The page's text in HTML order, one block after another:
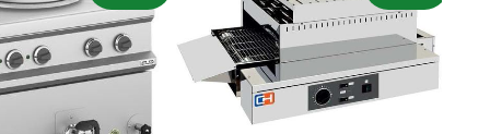
era:
8.255,00 €.
actual
es:
5.257,00 €.
original
era:
1.484,00 €.
actual
913,00 €.